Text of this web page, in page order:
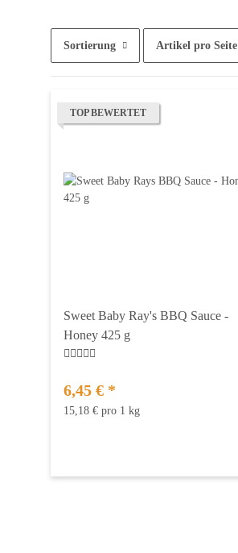
Sortierung Artikel pro Seite
TOP BEWERTET
Sweet Baby Ray's BBQ Sauce -
Honey 425 g
6,45 € *
15,18 € pro 1 kg